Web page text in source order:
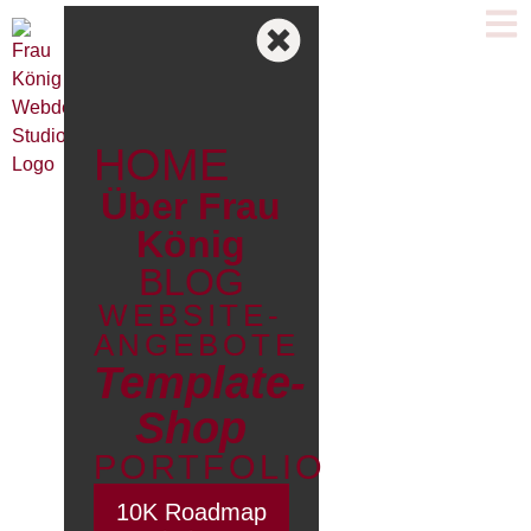
HOME
Über Frau
König
BLOG
WEBSITE-
ANGEBOTE
Template-
Shop
PORTFOLIO
10K Roadmap